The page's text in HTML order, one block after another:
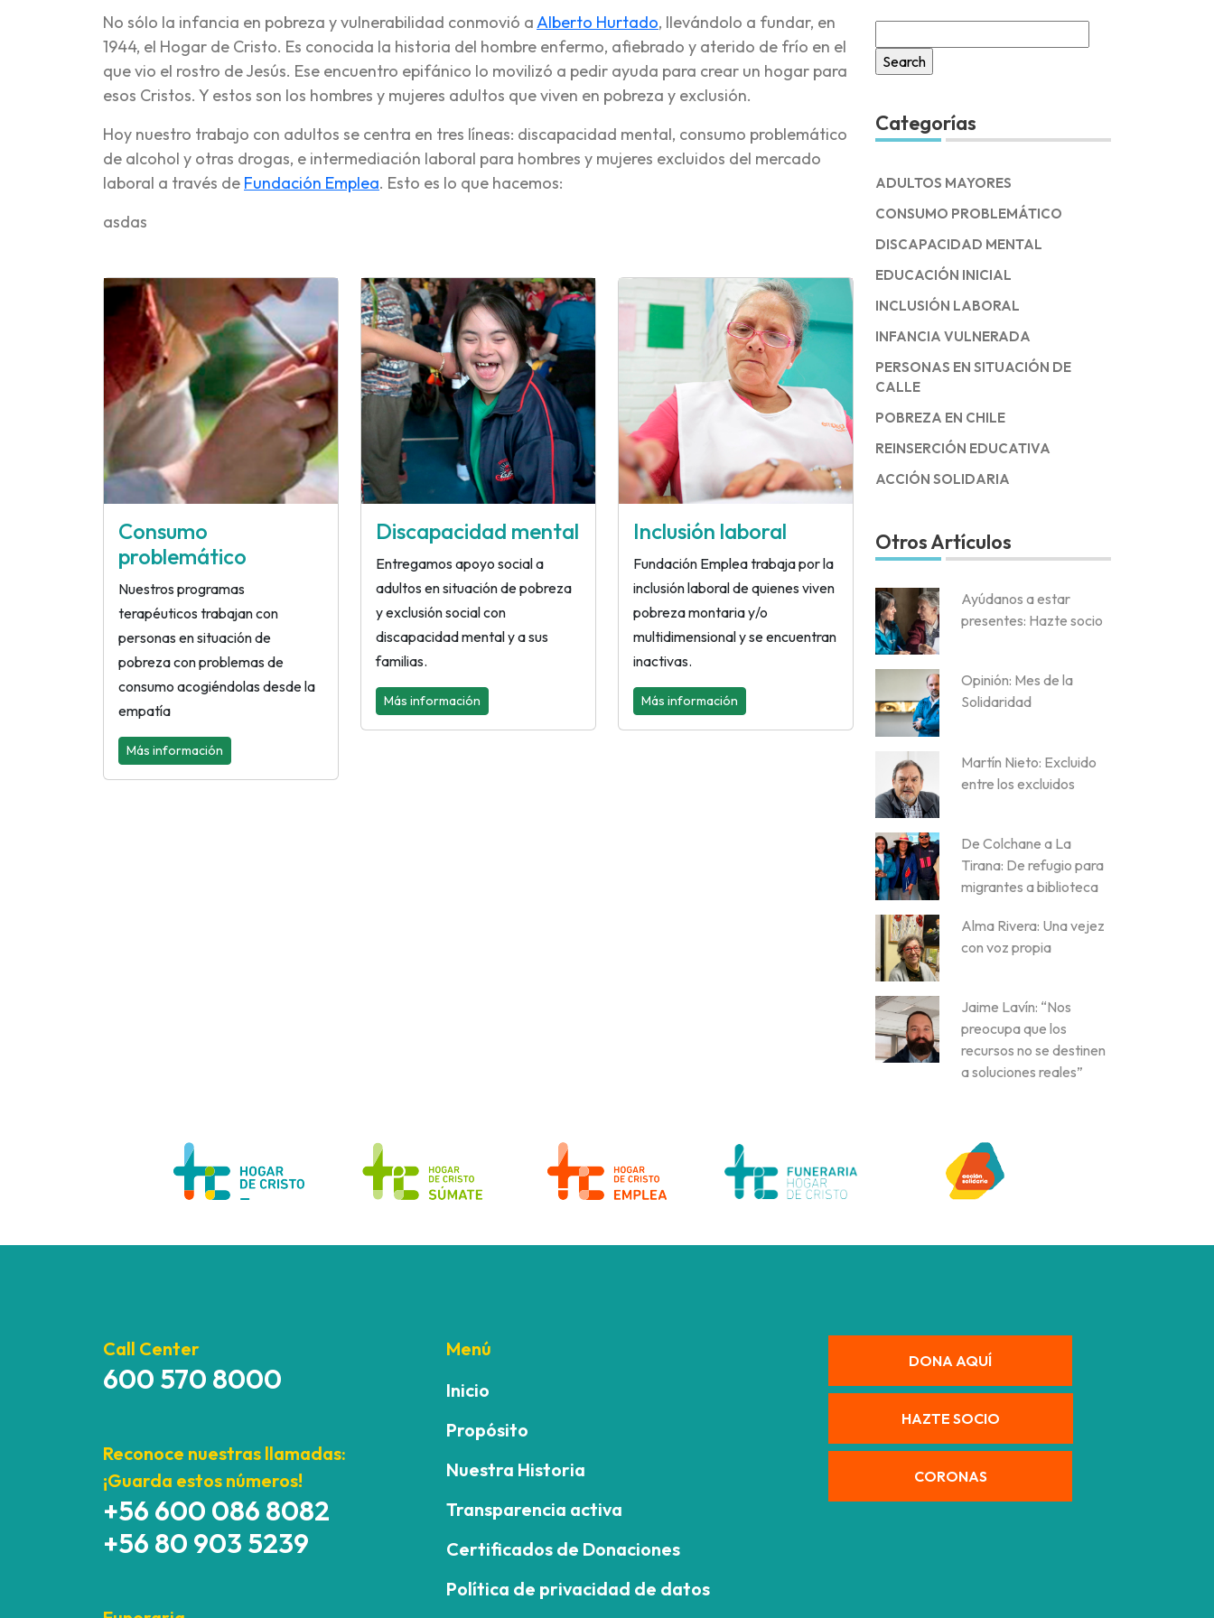
No sólo la infancia en pobreza y vulnerabilidad conmovió aAlberto Hurtado, llevándolo a fundar, en
1944, el Hogar de Cristo. Es conocida la historia del hombre enfermo, afiebrado y aterido de frío en el
que vio el rostro de Jesús. Ese encuentro epifánico lo movilizó a pedir ayuda para crear un hogar para
esos Cristos. Y estos son los hombres y mujeres adultos que viven en pobreza y exclusión.
Hoy nuestro trabajo con adultos se centra en tres líneas: discapacidad mental, consumo problemático
de alcohol y otras drogas, e intermediación laboral para hombres y mujeres excluidos del mercado
laboral a través de Fundación Emplea. Esto es lo que hacemos:
asdas
Consumo
problemático
Nuestros programas
terapéuticos trabajan con
personas en situación de
pobreza con problemas de
consumo acogiéndolas desde la
empatía
Más información
Discapacidad mental
Entregamos apoyo social a
adultos en situación de pobreza
y exclusión social con
discapacidad mental y a sus
familias.
Más información
Inclusión laboral
Fundación Emplea trabaja por la
inclusión laboral de quienes viven
pobreza montaria y/o
multidimensional y se encuentran
inactivas.
Más información
for:
Categorías
ADULTOS MAYORES
CONSUMO PROBLEMÁTICO
DISCAPACIDAD MENTAL
EDUCACIÓN INICIAL
INCLUSIÓN LABORAL
INFANCIA VULNERADA
PERSONAS EN SITUACIÓN DE
CALLE
POBREZA EN CHILE
REINSERCIÓN EDUCATIVA
ACCIÓN SOLIDARIA
Otros Artículos
Ayúdanos a estar
presentes: Hazte socio
Opinión: Mes de la
Solidaridad
Martín Nieto: Excluido
entre los excluidos
De Colchane a La
Tirana: De refugio para
migrantes a biblioteca
Alma Rivera: Una vejez
con voz propia
Jaime Lavín: “Nos
preocupa que los
recursos no se destinen
a soluciones reales”
Call Center
600 570 8000
Reconoce nuestras llamadas:
¡Guarda estos números!
+56 600 086 8082
+56 80 903 5239
Menú
Inicio
Propósito
Nuestra Historia
Transparencia activa
Certificados de Donaciones
Política de privacidad de datos
DONA AQUÍ
HAZTE SOCIO
CORONAS